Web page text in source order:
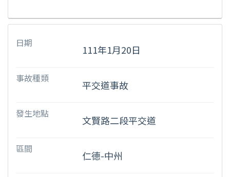
日期
111年1月20日
事故種類
平交道事故
發生地點
文賢路二段平交道
區間
仁德-中州